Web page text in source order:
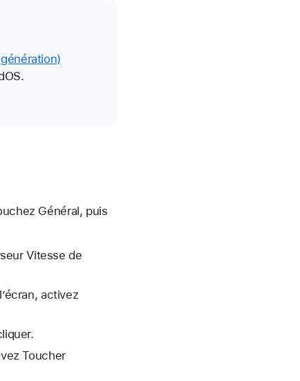
Général, puis
Vitesse de
activez
Toucher